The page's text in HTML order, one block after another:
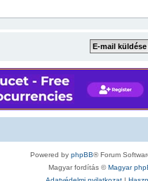
Powered by phpBB® Forum
Magyar fordítás ©Magyar